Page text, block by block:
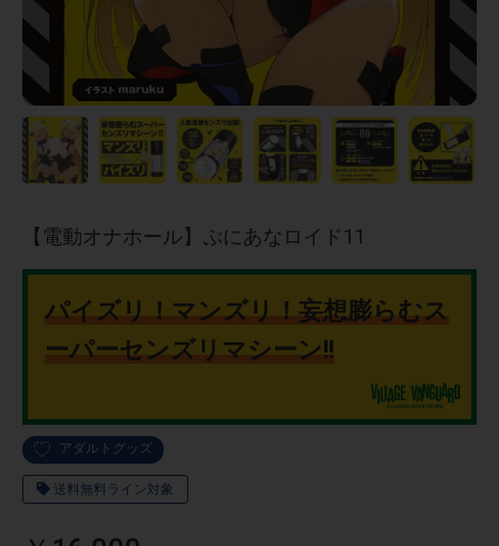
アダルトグッズ
送料無料ライン対象
【電動オナホール】ぷにあなロイド11
パイズリ！マンズリ！妄想膨らむス
ーパーセンズリマシーン!!